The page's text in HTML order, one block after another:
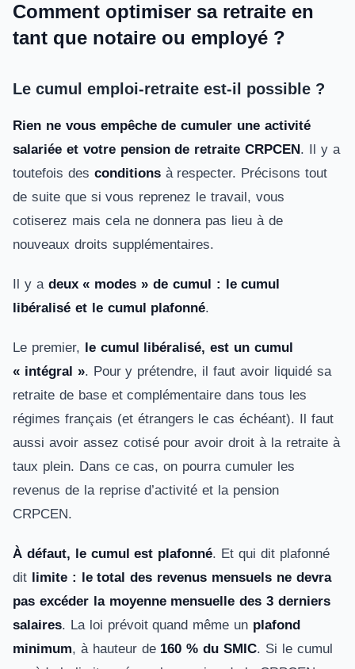
Comment optimiser sa retraite en
tant que notaire ou employé ?
Le cumul emploi-retraite est-il possible ?
Rien ne vous empêche de cumuler une activité
salariée et votre pension de retraite CRPCEN. Il y a
toutefois des conditionsà respecter. Précisons tout
de suite que si vous reprenez le travail, vous
cotiserez mais cela ne donnera pas lieu à de
nouveaux droits supplémentaires.
Il y a deux « modes » de cumul : le cumul
libéralisé et le cumul plafonné.
Le premier, le cumul libéralisé, est un cumul
« intégral ». Pour y prétendre, il faut avoir liquidé sa
retraite de base et complémentaire dans tous les
régimes français (et étrangers le cas échéant). Il faut
aussi avoir assez cotisé pour avoir droit à la retraite à
taux plein. Dans ce cas, on pourra cumuler les
revenus de la reprise d’activité et la pension
CRPCEN.
À défaut, le cumul est plafonné. Et qui dit plafonné
dit limite : le total des revenus mensuels ne devra
pas excéder la moyenne mensuelle des 3 derniers
salaires. La loi prévoit quand même un plafond
minimum, à hauteur de 160 % du SMIC. Si le cumul